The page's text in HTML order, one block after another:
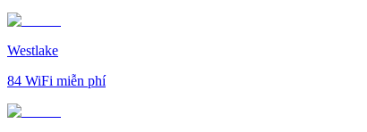
Westlake
84 WiFi miễn phí